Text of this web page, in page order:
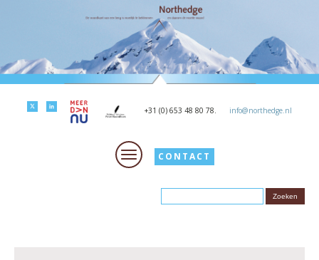
+31 (0) 653 48 80 78. info@northedge.nl
CONTACT